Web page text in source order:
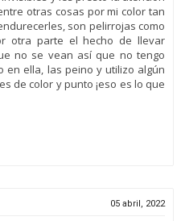
otras cosas por mi color tan
son pelirrojas como
otra parte el hecho de llevar
no se vean así que no tengo
en ella, las peino y utilizo algún
de color y punto ¡eso es lo que
05 abril, 2022